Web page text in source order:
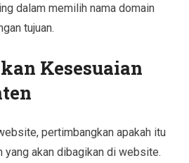
dalam memilih nama domain
tujuan.
Kesesuaian
pertimbangkan apakah itu
yang akan dibagikan di website.